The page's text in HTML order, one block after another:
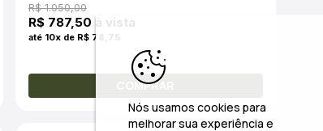
R$ 1.050,00
R$ 787,50 à vista
até 10x de R$ 78,75
COMPRAR
Nós usamos cookies para
melhorar sua experiência e